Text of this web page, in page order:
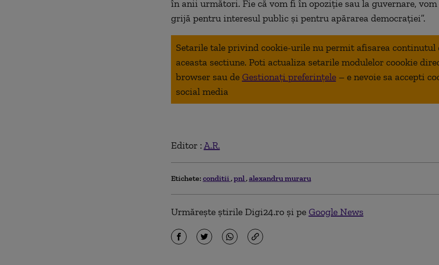
în anii următori. Fie că vom fi în opoziție sau la guvernare,
grijă pentru interesul public și pentru apărarea democrației”.
Setarile tale privind cookie-urile nu permit afisarea continutul
aceasta sectiune. Poti actualiza setarile modulelor coookie
browser sau de Gestionați preferințele – e nevoie sa accepti
social media
Editor : A.R.
Etichete: conditii pnl alexandru muraru
Urmărește știrile Digi24.ro și pe Google News